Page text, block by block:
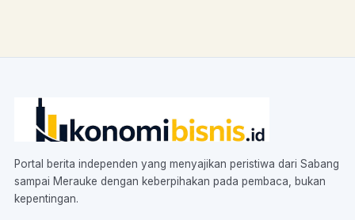
Portal berita independen yang menyajikan peristiwa dari Sabang
sampai Merauke dengan keberpihakan pada pembaca, bukan
kepentingan.